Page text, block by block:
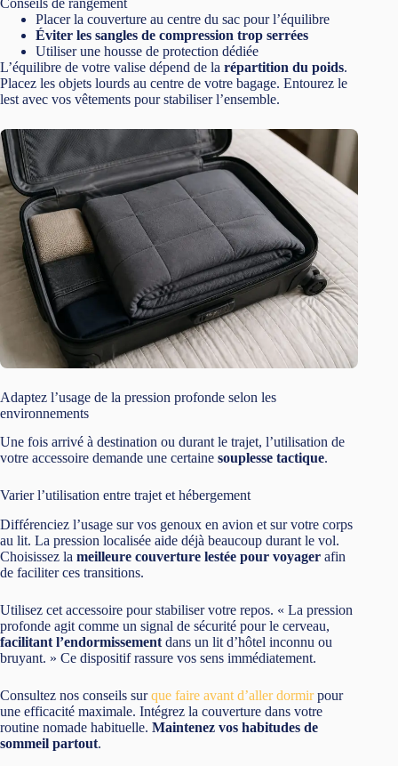
Conseils de rangement
Placer la couverture au centre du sac pour l’équilibre
Éviter les sangles de compression trop serrées
Utiliser une housse de protection dédiée
L’équilibre de votre valise dépend de la répartition du poids.
Placez les objets lourds au centre de votre bagage. Entourez le
lest avec vos vêtements pour stabiliser l’ensemble.
Adaptez l’usage de la pression profonde selon les
environnements
Une fois arrivé à destination ou durant le trajet, l’utilisation de
votre accessoire demande une certaine souplesse tactique.
Varier l’utilisation entre trajet et hébergement
Différenciez l’usage sur vos genoux en avion et sur votre corps
au lit. La pression localisée aide déjà beaucoup durant le vol.
Choisissez la meilleure couverture lestée pour voyager afin
de faciliter ces transitions.
Utilisez cet accessoire pour stabiliser votre repos. « La pression
profonde agit comme un signal de sécurité pour le cerveau,
facilitant l’endormissement dans un lit d’hôtel inconnu ou
bruyant. » Ce dispositif rassure vos sens immédiatement.
Consultez nos conseils surque faire avant d’aller dormirpour
une efficacité maximale. Intégrez la couverture dans votre
routine nomade habituelle. Maintenez vos habitudes de
sommeil partout.